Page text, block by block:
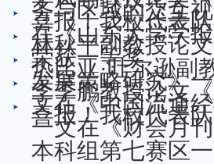
务与区域的交互
在《山东大学学
喜报！我校代表
荣获一等奖
林秋平副教授论
发展策略研究》
热比亚·吐尔逊副
文在《中国流通
李季鹏教授论文
一文在《财会月
喜报！我校代表
本科组第七赛区